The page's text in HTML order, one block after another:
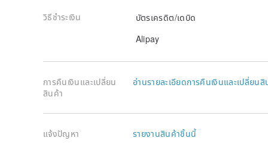
วิธีชำระเงิน
บัตรเครดิต/เดบิด
Alipay
การคืนเงินและเปลี่ยน
สินค้า
อ่านรายละเอียดการคืนเงินและเปลี่ยนสิ
แจ้งปัญหา รายงานสินค้าชิ้นนี้